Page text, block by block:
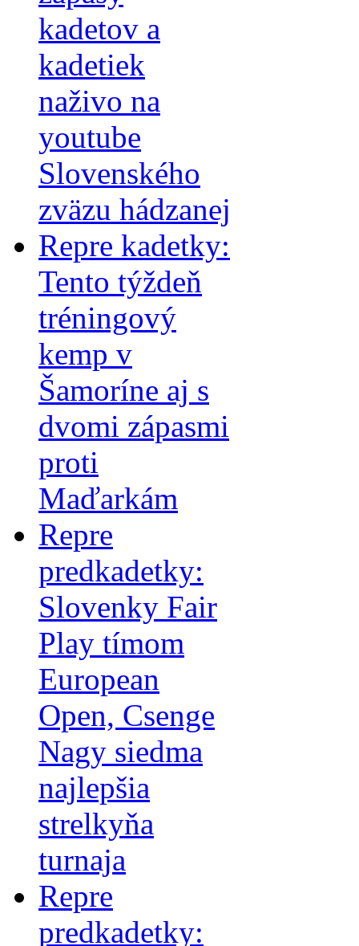
kadetov a
kadetiek
naživo na
youtube
Slovenského
zväzu hádzanej
Repre kadetky:
Tento týždeň
tréningový
kemp v
Šamoríne aj s
dvomi zápasmi
proti
Maďarkám
Repre
predkadetky:
Slovenky Fair
Play tímom
European
Open, Csenge
Nagy siedma
najlepšia
strelkyňa
turnaja
Repre
predkadetky: